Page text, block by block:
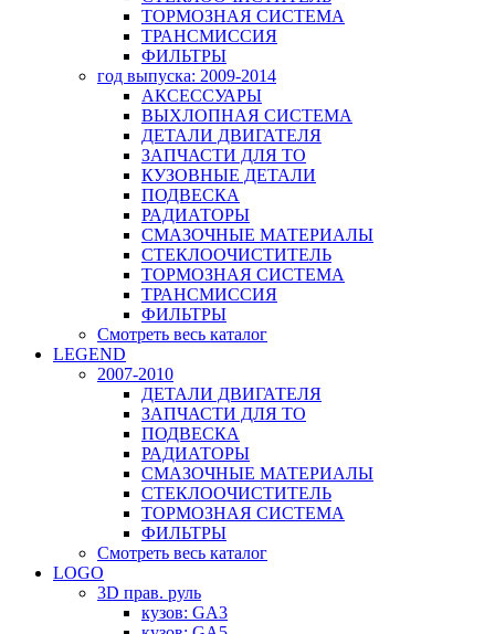
ТОРМОЗНАЯ СИСТЕМА
ТРАНСМИССИЯ
ФИЛЬТРЫ
год выпуска: 2009-2014
АКСЕССУАРЫ
ВЫХЛОПНАЯ СИСТЕМА
ДЕТАЛИ ДВИГАТЕЛЯ
ЗАПЧАСТИ ДЛЯ ТО
КУЗОВНЫЕ ДЕТАЛИ
ПОДВЕСКА
РАДИАТОРЫ
СМАЗОЧНЫЕ МАТЕРИАЛЫ
СТЕКЛООЧИСТИТЕЛЬ
ТОРМОЗНАЯ СИСТЕМА
ТРАНСМИССИЯ
ФИЛЬТРЫ
Смотреть весь каталог
LEGEND
2007-2010
ДЕТАЛИ ДВИГАТЕЛЯ
ЗАПЧАСТИ ДЛЯ ТО
ПОДВЕСКА
РАДИАТОРЫ
СМАЗОЧНЫЕ МАТЕРИАЛЫ
СТЕКЛООЧИСТИТЕЛЬ
ТОРМОЗНАЯ СИСТЕМА
ФИЛЬТРЫ
Смотреть весь каталог
LOGO
3D прав. руль
кузов: GA3